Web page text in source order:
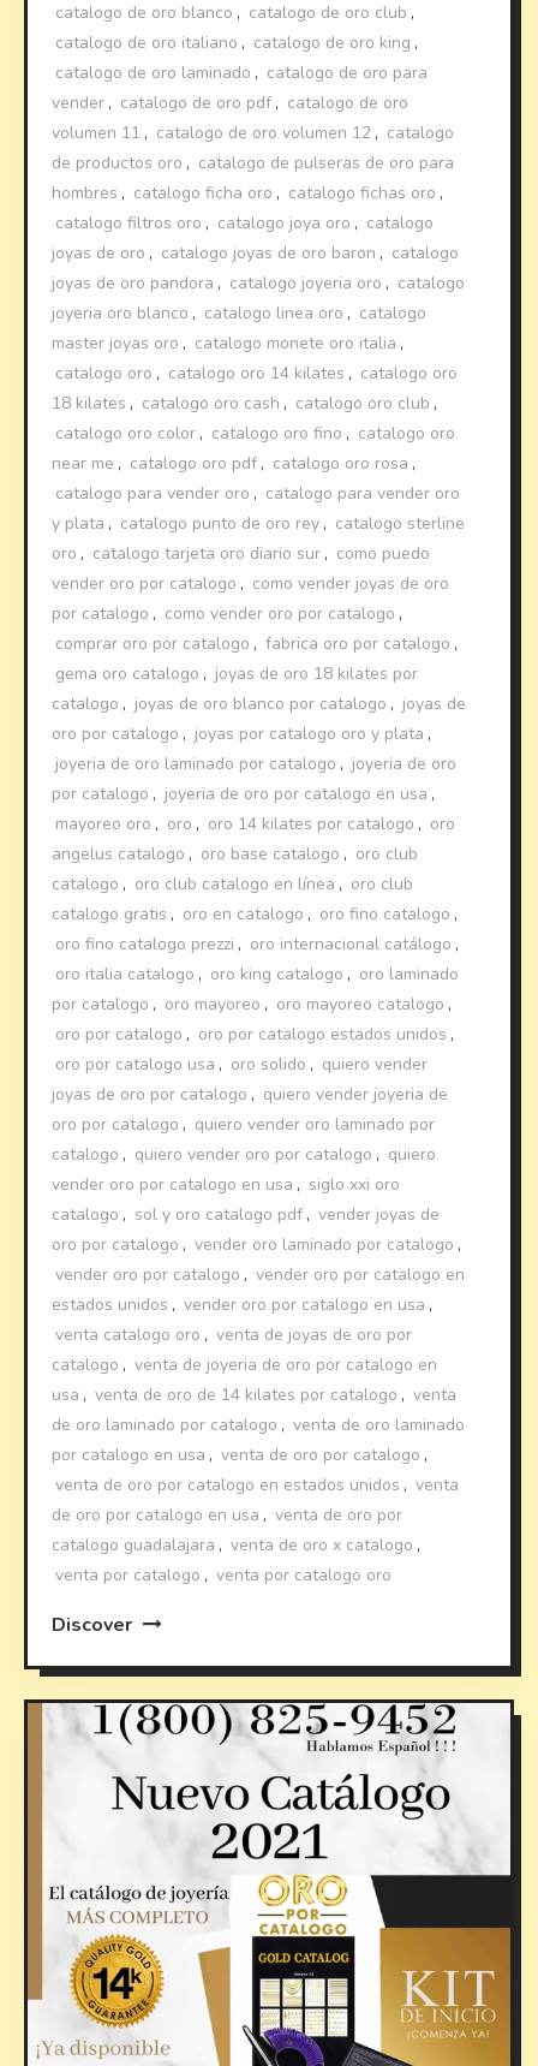
catalogo de oro blanco , catalogo de oro club ,
catalogo de oro italiano , catalogo de oro king ,
catalogo de oro laminado , catalogo de oro para
vender , catalogo de oro pdf , catalogo de oro
volumen 11 , catalogo de oro volumen 12 , catalogo
de productos oro , catalogo de pulseras de oro para
hombres , catalogo ficha oro , catalogo fichas oro ,
catalogo filtros oro , catalogo joya oro , catalogo
joyas de oro , catalogo joyas de oro baron , catalogo
joyas de oro pandora , catalogo joyeria oro , catalogo
joyeria oro blanco , catalogo linea oro , catalogo
master joyas oro , catalogo monete oro italia ,
catalogo oro , catalogo oro 14 kilates , catalogo oro
18 kilates , catalogo oro cash , catalogo oro club ,
catalogo oro color , catalogo oro fino , catalogo oro
near me , catalogo oro pdf , catalogo oro rosa ,
catalogo para vender oro , catalogo para vender oro
y plata , catalogo punto de oro rey , catalogo sterline
oro , catalogo tarjeta oro diario sur , como puedo
vender oro por catalogo , como vender joyas de oro
por catalogo , como vender oro por catalogo ,
comprar oro por catalogo , fabrica oro por catalogo ,
gema oro catalogo , joyas de oro 18 kilates por
catalogo , joyas de oro blanco por catalogo , joyas de
oro por catalogo , joyas por catalogo oro y plata ,
joyeria de oro laminado por catalogo , joyeria de oro
por catalogo , joyeria de oro por catalogo en usa ,
mayoreo oro , oro , oro 14 kilates por catalogo , oro
angelus catalogo , oro base catalogo , oro club
catalogo , oro club catalogo en línea , oro club
catalogo gratis , oro en catalogo , oro fino catalogo ,
oro fino catalogo prezzi , oro internacional catálogo ,
oro italia catalogo , oro king catalogo , oro laminado
por catalogo , oro mayoreo , oro mayoreo catalogo ,
oro por catalogo , oro por catalogo estados unidos ,
oro por catalogo usa , oro solido , quiero vender
joyas de oro por catalogo , quiero vender joyeria de
oro por catalogo , quiero vender oro laminado por
catalogo , quiero vender oro por catalogo , quiero
vender oro por catalogo en usa , siglo xxi oro
catalogo , sol y oro catalogo pdf , vender joyas de
oro por catalogo , vender oro laminado por catalogo ,
vender oro por catalogo , vender oro por catalogo en
estados unidos , vender oro por catalogo en usa ,
venta catalogo oro , venta de joyas de oro por
catalogo , venta de joyeria de oro por catalogo en
usa , venta de oro de 14 kilates por catalogo , venta
de oro laminado por catalogo , venta de oro laminado
por catalogo en usa , venta de oro por catalogo ,
venta de oro por catalogo en estados unidos , venta
de oro por catalogo en usa , venta de oro por
catalogo guadalajara , venta de oro x catalogo ,
venta por catalogo , venta por catalogo oro
Discover